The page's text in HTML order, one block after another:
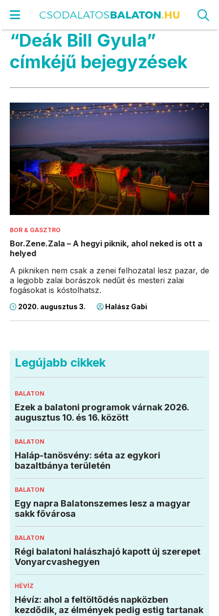
“Deák Bill Gyula”
címkéjű bejegyzések
BOR & GASZTRO
Bor.Zene.Zala – A hegyi piknik, ahol neked is ott a
helyed
A pikniken nem csak a zenei felhozatal lesz pazar, de
a legjobb zalai borászok nedűit és mesteri zalai
fogásokat is kóstolhatsz.
2020. augusztus 3. Halász Gabi
Legújabb cikkek
BALATON
Ezek a balatoni programok várnak 2026.
augusztus 10. és 16. között
BALATON
Haláp-tanösvény: séta az egykori
bazaltbánya területén
BALATON
Egy napra Balatonszemes lesz a magyar
sakk fővárosa
BALATON
Régi balatoni halászhajó kapott új szerepet
Vonyarcvashegyen
HÉVÍZ
Hévíz: ahol a feltöltődés napközben
kezdődik, az élmények pedig estig tartanak